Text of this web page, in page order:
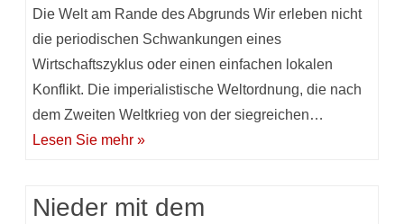
Die Welt am Rande des Abgrunds Wir erleben nicht
die periodischen Schwankungen eines
Wirtschaftszyklus oder einen einfachen lokalen
Konflikt. Die imperialistische Weltordnung, die nach
dem Zweiten Weltkrieg von der siegreichen…
Lesen Sie mehr »
Nieder mit dem